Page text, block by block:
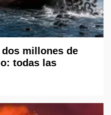
millones de
todas las